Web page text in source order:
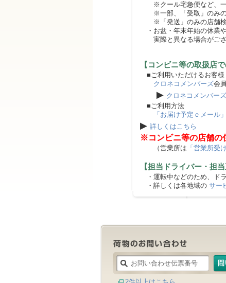
※クール宅急便など、一
※一部、「受取」のみの
※「発送」のみの店舗検
・お盆・年末年始の休業
実際と異なる場合がござ
【コンビニ等の取扱店
■ご利用いただけるお客様
クロネコメンバーズ会
▶ クロネコメンバー
■ご利用方法
「お届け予定ｅメール」
▶ 詳しくはこちら
※コンビニ等の店舗の
（営業所は 「営業所受
【担当ドライバー・担
・運転中などのため、ド
・詳しくは各地域の サー